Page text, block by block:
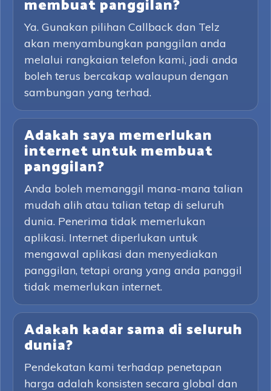
membuat panggilan?
Ya. Gunakan pilihan Callback dan Telz
akan menyambungkan panggilan anda
melalui rangkaian telefon kami, jadi anda
boleh terus bercakap walaupun dengan
sambungan yang terhad.
Adakah saya memerlukan
internet untuk membuat
panggilan?
Anda boleh memanggil mana-mana talian
mudah alih atau talian tetap di seluruh
dunia. Penerima tidak memerlukan
aplikasi. Internet diperlukan untuk
mengawal aplikasi dan menyediakan
panggilan, tetapi orang yang anda panggil
tidak memerlukan internet.
Adakah kadar sama di seluruh
dunia?
Pendekatan kami terhadap penetapan
harga adalah konsisten secara global dan